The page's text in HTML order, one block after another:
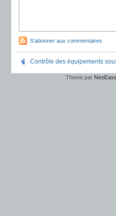
S'abonner aux commentaires
Contrôle des équipements
Theme par